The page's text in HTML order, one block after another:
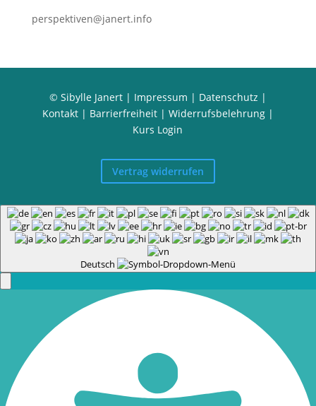
perspektiven@janert.info
© Sibylle Janert | Impressum | Datenschutz |
Kontakt| Barrierfreiheit | Widerrufsbelehrung|
Kurs Login
Vertrag widerrufen
Deutsch